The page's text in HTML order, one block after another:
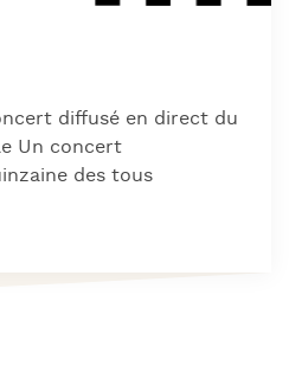
diffusé en direct du
Un concert
des tous